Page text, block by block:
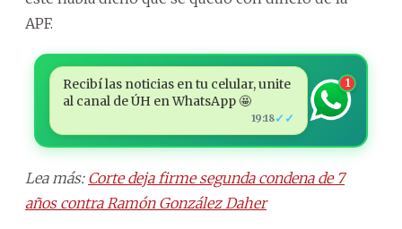
APF.
Recibí las noticias en tu celular, unite
al canal de ÚH en WhatsApp 🤩
19:18✓✓
1
Lea más: Corte deja firme segunda condena de 7
años contra Ramón González Daher